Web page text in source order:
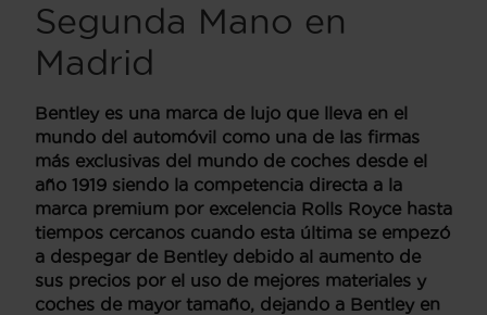
Segunda Mano en
Madrid
Bentley es una marca de lujo que lleva en el
mundo del automóvil como una de las firmas
más exclusivas del mundo de coches desde el
año 1919 siendo la competencia directa a la
marca premium por excelencia Rolls Royce hasta
tiempos cercanos cuando esta última se empezó
a despegar de Bentley debido al aumento de
sus precios por el uso de mejores materiales y
coches de mayor tamaño, dejando a Bentley en